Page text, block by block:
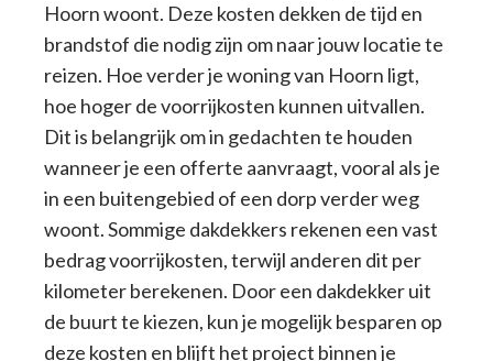
Hoorn woont. Deze kosten dekken de tijd en
brandstof die nodig zijn om naar jouw locatie te
reizen. Hoe verder je woning van Hoorn ligt,
hoe hoger de voorrijkosten kunnen uitvallen.
Dit is belangrijk om in gedachten te houden
wanneer je een offerte aanvraagt, vooral als je
in een buitengebied of een dorp verder weg
woont. Sommige dakdekkers rekenen een vast
bedrag voorrijkosten, terwijl anderen dit per
kilometer berekenen. Door een dakdekker uit
de buurt te kiezen, kun je mogelijk besparen op
deze kosten en blijft het project binnen je